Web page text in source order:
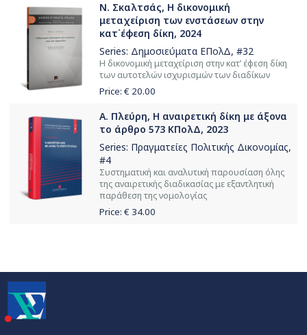
Ν. Σκαλτσάς, Η δικονομική
μεταχείριση των ενστάσεων στην
κατ΄έφεση δίκη, 2024
Series: Δημοσιεύματα ΕΠολΔ, #32
H δικονομική μεταχείριση στην κατ’ έφεση δίκη
των αυτοτελών ισχυρισμών των διαδίκων
Price: € 20.00
Α. Πλεύρη, Η αναιρετική δίκη με άξονα
το άρθρο 573 ΚΠολΔ, 2023
Series: Πραγματείες Πολιτικής Δικονομίας,
#4
Συστηματική και αναλυτική παρουσίαση όλης
της αναιρετικής διαδικασίας με εξαντλητική
παράθεση της νομολογίας
Price: € 34.00